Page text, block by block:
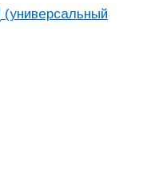
(универсальный